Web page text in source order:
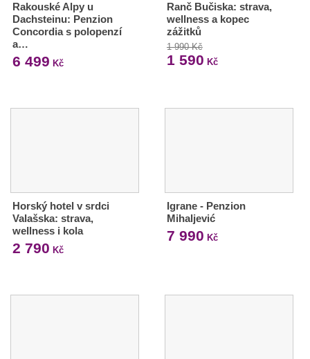
Rakouské Alpy u
Dachsteinu: Penzion
Concordia s polopenzí
a…
6 499 Kč
Ranč Bučiska: strava,
wellness a kopec
zážitků
1 990 Kč
1 590 Kč
Horský hotel v srdci
Valašska: strava,
wellness i kola
2 790 Kč
Igrane - Penzion
Mihaljević
7 990 Kč